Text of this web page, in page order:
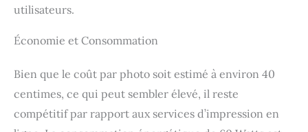
connectivité sans fil et
s'adapter parfaitement à
votre vie, la SELPHY
CP1500 rend l'impression
super amusante.
utilisateurs.
Économie et Consommation
Bien que le coût par photo soit estimé à environ 40
centimes, ce qui peut sembler élevé, il reste
compétitif par rapport aux services d’impression en